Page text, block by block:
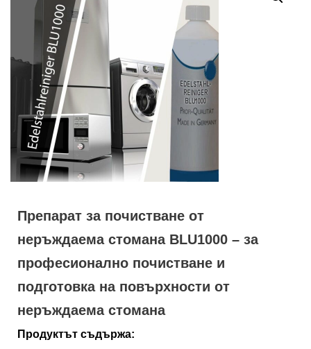
Препарат за почистване от
неръждаема стомана BLU1000 – за
професионално почистване и
подготовка на повърхности от
неръждаема стомана
Продуктът съдържа: